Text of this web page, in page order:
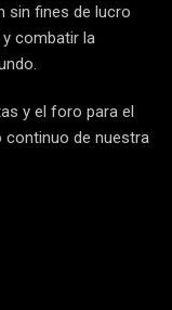
sin fines de lucro
combatir la
y el foro para el
continuo de nuestra